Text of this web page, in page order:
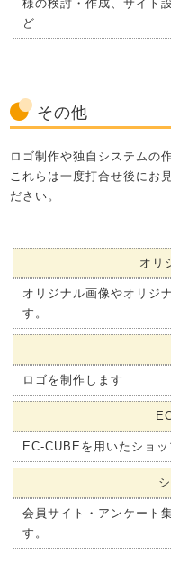
様の検討・作成、サイト
ど
その他
ロゴ制作や独自システムの
これらは一度打合せ後にお
ださい。
オリ
オリジナル画像やオリジ
す。
ロゴを制作します
EC-CUBEを用いたショ
会員サイト・アンケート
す。